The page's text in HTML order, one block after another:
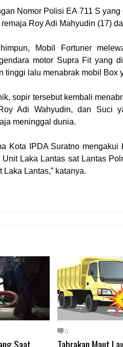
Nomor Polisi EA 711 S
Roy Adi Mahyudin (17)
Mobil Fortuner
motor Supra Fit yang
tinggi lalu menabrak mobil Box
sopir tersebut kembali
Adi Wahyudin, dan Suci
meninggal dunia.
Kota IPDA Suratno
Laka Lantas sat Lantas
Lantas,” katanya.
Saat
0
Tabrakan Maut